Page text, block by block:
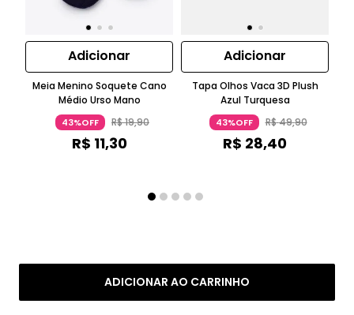
ADICIONAR AO CARRINHO
Adicionar
Meia Menino Soquete Cano
Médio Urso Mano
43%OFF R$19,90
R$ 11,30
Adicionar
Tapa Olhos Vaca 3D Plush
Azul Turquesa
43%OFF R$49,90
R$ 28,40